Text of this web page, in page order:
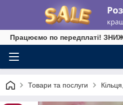
Працюємо по передплаті!
Товари та послуги